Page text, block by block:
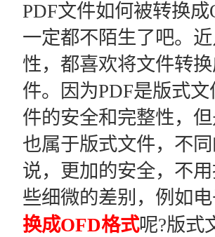
PDF文件如何被转换
一定都不陌生了吧。
性，都喜欢将文件转
件。因为PDF是版式
件的安全和完整性，
也属于版式文件，不
说，更加的安全，不
些细微的差别，例如
换成OFD格式呢?版式